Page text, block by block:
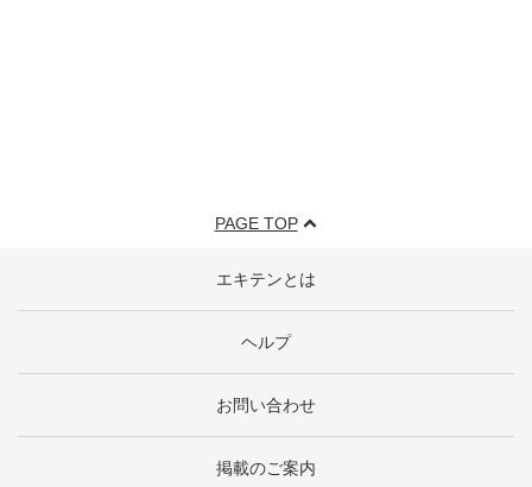
PAGE TOP
エキテンとは
ヘルプ
お問い合わせ
掲載のご案内